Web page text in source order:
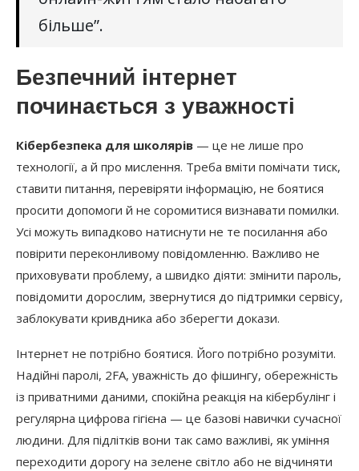
більше”.
Безпечний інтернет
починається з уважності
Кібербезпека для школярів — це не лише про
технології, а й про мислення. Треба вміти помічати тиск,
ставити питання, перевіряти інформацію, не боятися
просити допомоги й не соромитися визнавати помилки.
Усі можуть випадково натиснути не те посилання або
повірити переконливому повідомленню. Важливо не
приховувати проблему, а швидко діяти: змінити пароль,
повідомити дорослим, звернутися до підтримки сервісу,
заблокувати кривдника або зберегти докази.
Інтернет не потрібно боятися. Його потрібно розуміти.
Надійні паролі, 2FA, уважність до фішингу, обережність
із приватними даними, спокійна реакція на кібербулінг і
регулярна цифрова гігієна — це базові навички сучасної
людини. Для підлітків вони так само важливі, як уміння
переходити дорогу на зелене світло або не відчиняти